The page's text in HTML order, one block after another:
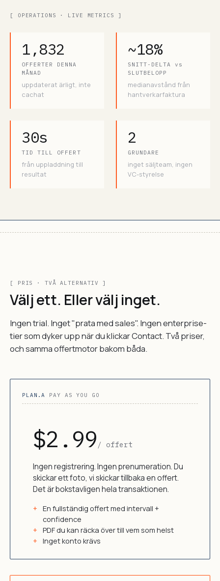
[ OPERATIONS · LIVE METRICS ]
1,832
OFFERTER DENNA
MÅNAD
uppdaterat ärligt, inte
cachat
~18%
SNITT-DELTA vs
SLUTBELOPP
medianavstånd från
hantverkarfaktura
30s
TID TILL OFFERT
från uppladdning till
resultat
2
GRUNDARE
inget säljteam, ingen
VC-styrelse
[ PRIS · TVÅ ALTERNATIV ]
Välj ett. Eller välj inget.
Ingen trial. Inget "prata med sales". Ingen enterprise-
tier som dyker upp när du klickar Contact. Två priser,
och samma offertmotor bakom båda.
PLAN.A PAY AS YOU GO
$2.99 / offert
Ingen registrering. Ingen prenumeration. Du
skickar ett foto, vi skickar tillbaka en offert.
Det är bokstavligen hela transaktionen.
En fullständig offert med intervall +
confidence
PDF du kan räcka över till vem som helst
Inget konto krävs